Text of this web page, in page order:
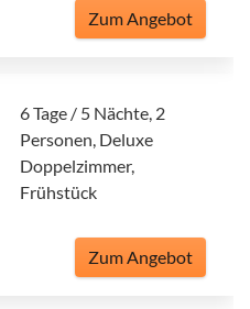
Zum Angebot
6 Tage / 5 Nächte, 2
Personen, Deluxe
Doppelzimmer,
Frühstück
Zum Angebot